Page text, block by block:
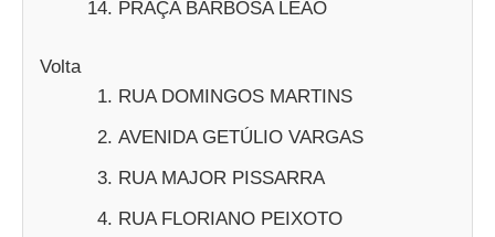
PRAÇA BARBOSA LEÃO
Volta
RUA DOMINGOS MARTINS
AVENIDA GETÚLIO VARGAS
RUA MAJOR PISSARRA
RUA FLORIANO PEIXOTO